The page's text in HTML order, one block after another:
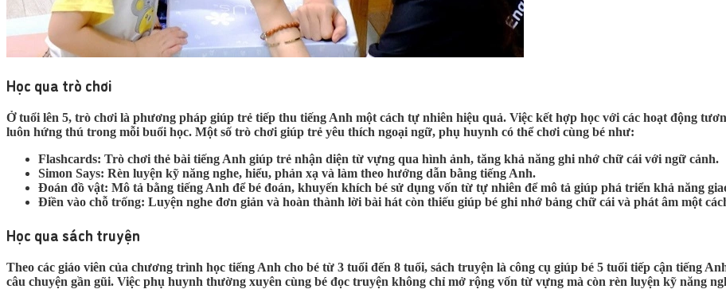
Học qua trò chơi
Ở tuổi lên 5, trò chơi là phương pháp giúp trẻ tiếp thu tiếng Anh một cách tự nhiên hiệu quả. Việc kết hợp học với các hoạt động
luôn hứng thú trong mỗi buổi học. Một số trò chơi giúp trẻ yêu thích ngoại ngữ, phụ huynh có thể chơi cùng bé như:
Flashcards: Trò chơi thẻ bài tiếng Anh giúp trẻ nhận diện từ vựng qua hình ảnh, tăng khả năng ghi nhớ chữ cái với ngữ cảnh.
Simon Says: Rèn luyện kỹ năng nghe, hiểu, phản xạ và làm theo hướng dẫn bằng tiếng Anh.
Đoán đồ vật: Mô tả bằng tiếng Anh để bé đoán, khuyến khích bé sử dụng vốn từ tự nhiên để mô tả giúp phá triển khả năng
Điền vào chỗ trống: Luyện nghe đơn giản và hoàn thành lời bài hát còn thiếu giúp bé ghi nhớ bảng chữ cái và phát âm một
Học qua sách truyện
Theo các giáo viên của chương trình học tiếng Anh cho bé từ 3 tuổi đến 8 tuổi, sách truyện là công cụ giúp bé 5 tuổi tiếp cận tiếng
câu chuyện gần gũi. Việc phụ huynh thường xuyên cùng bé đọc truyện không chỉ mở rộng vốn từ vựng mà còn rèn luyện kỹ năng